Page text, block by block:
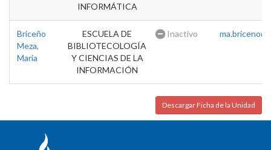
INFORMÁTICA
Briceño
Meza,
Maria
ESCUELA DE
BIBLIOTECOLOGÍA
Y CIENCIAS DE LA
INFORMACIÓN
Inactivo
Descargar Ficha de la Unidad